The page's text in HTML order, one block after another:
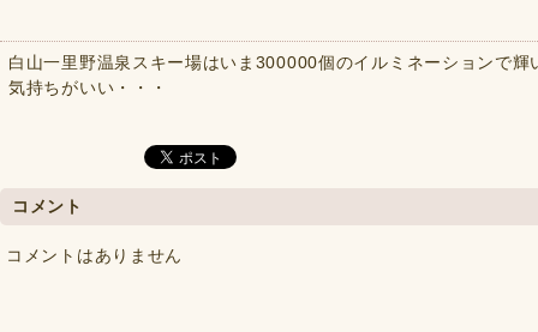
白山一里野温泉スキー場はいま300000個のイルミネーションで
気持ちがいい・・・
コメント
コメントはありません